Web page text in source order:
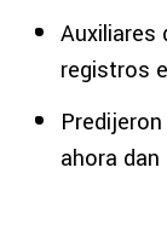
Auxiliares
registros
ahora